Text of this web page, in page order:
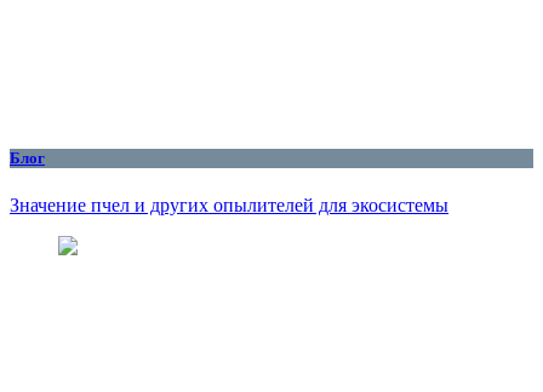
Блог
Значение пчел и других опылителей для экосистемы